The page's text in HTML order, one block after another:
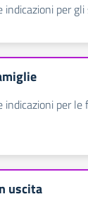
indicazioni per
indicazioni per
uscita